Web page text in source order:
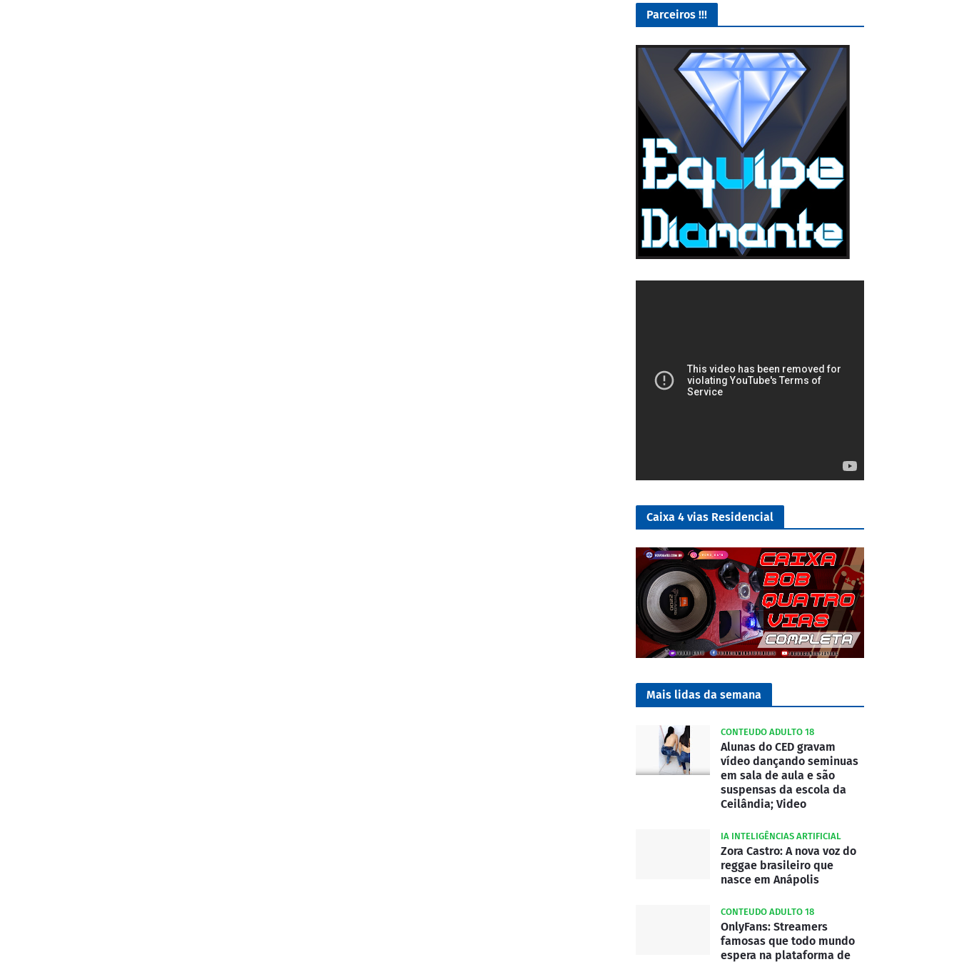
Parceiros !!!
Caixa 4 vias Residencial
Mais lidas da semana
CONTEUDO ADULTO 18
Alunas do CED gravam
vídeo dançando seminuas
em sala de aula e são
suspensas da escola da
Ceilândia; Video
IA INTELIGÊNCIAS ARTIFICIAL
Zora Castro: A nova voz do
reggae brasileiro que
nasce em Anápolis
CONTEUDO ADULTO 18
OnlyFans: Streamers
famosas que todo mundo
espera na plataforma de